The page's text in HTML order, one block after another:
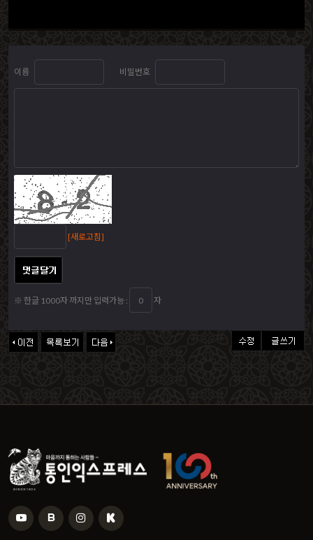
이름 비밀번호
[새로고침]
※ 한글 1000자 까지만 입력가능 : 자